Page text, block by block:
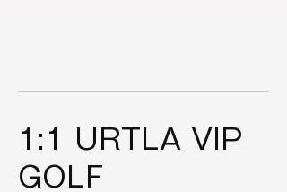
1:1 URTLA VIP
GOLF